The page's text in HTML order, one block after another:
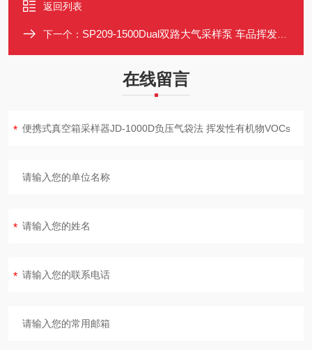
返回列表
下一个： SP209-1500Dual双路大气采样泵 车品挥发物采集器 VOCs气袋采样器
在线留言